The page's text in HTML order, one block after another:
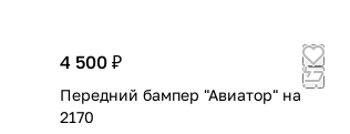
4 500 ₽
Передний бампер "Авиатор" на
2170